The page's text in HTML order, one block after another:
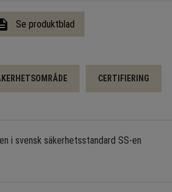
description Se produktblad
CERTIFIERING
i svensk säkerhetsstandard SS-en